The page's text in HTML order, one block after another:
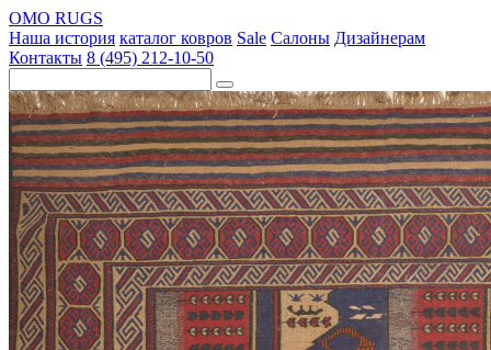
OMO RUGS
Наша история каталог ковров Sale Салоны Дизайнерам
Контакты 8 (495) 212-10-50